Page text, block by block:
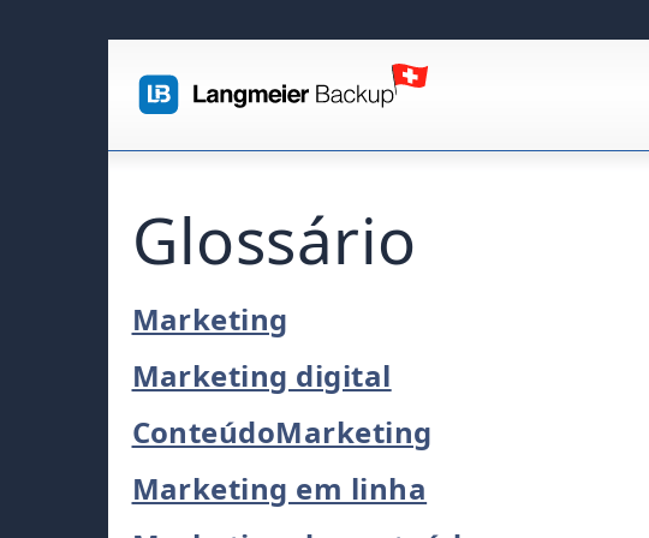
Glossário
Marketing
Marketing digital
ConteúdoMarketing
Marketing em linha